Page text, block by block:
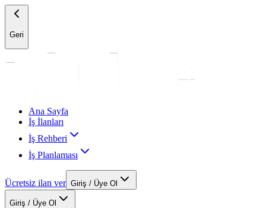
Geri
Ana Sayfa
İş İlanları
İş Rehberi
İş Planlaması
Ücretsiz ilan ver Giriş / Üye Ol
Giriş / Üye Ol